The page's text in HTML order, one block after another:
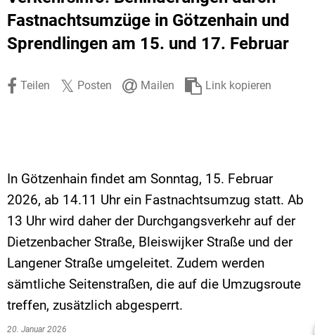
Stadtrecht
Wahlen
Ehrenamt
Öffentlicher
E-Mobilität
Fastnachtsumzüge in Götzenhain und
Sprendlingen am 15. und 17. Februar
Teilen Posten Mailen Link kopieren
In Götzenhain findet am Sonntag, 15. Februar
2026, ab 14.11 Uhr ein Fastnachtsumzug statt. Ab
13 Uhr wird daher der Durchgangsverkehr auf der
Dietzenbacher Straße, Bleiswijker Straße und der
Langener Straße umgeleitet. Zudem werden
sämtliche Seitenstraßen, die auf die Umzugsroute
treffen, zusätzlich abgesperrt.
20. Januar 2026